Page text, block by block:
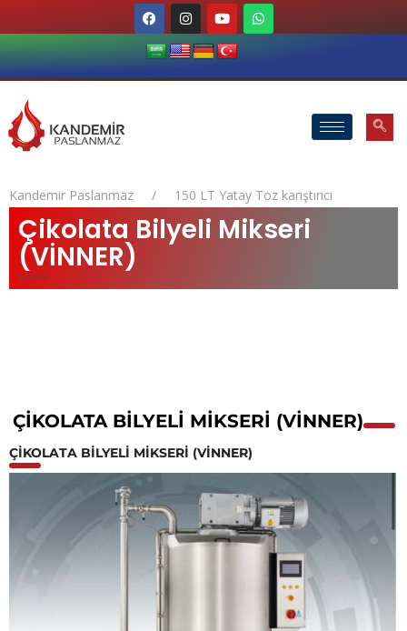
Kandemir Paslanmaz 150 LT Yatay Toz karıştırıcı
Çikolata Bilyeli Mikseri
(VİNNER)
ÇIKOLATA BILYELI MIKSERI (VİNNER)
ÇIKOLATA BILYELI MIKSERI (VİNNER)